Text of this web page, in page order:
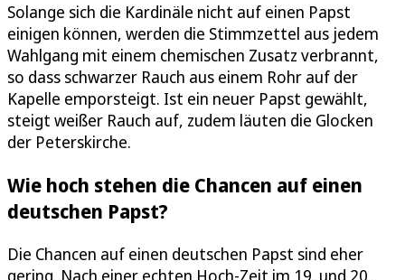
Solange sich die Kardinäle nicht auf einen Papst
einigen können, werden die Stimmzettel aus jedem
Wahlgang mit einem chemischen Zusatz verbrannt,
so dass schwarzer Rauch aus einem Rohr auf der
Kapelle emporsteigt. Ist ein neuer Papst gewählt,
steigt weißer Rauch auf, zudem läuten die Glocken
der Peterskirche.
Wie hoch stehen die Chancen auf einen
deutschen Papst?
Die Chancen auf einen deutschen Papst sind eher